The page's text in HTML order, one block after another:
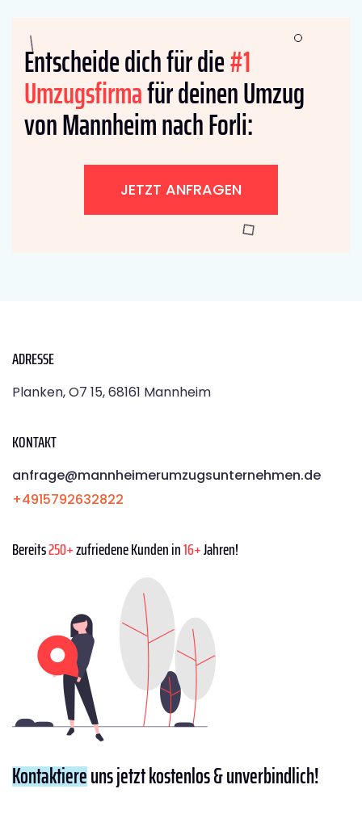
Entscheide dich für die#1
Umzugsfirmafür deinen Umzug
von Mannheim nach Forli:
JETZT ANFRAGEN
ADRESSE
Planken, O7 15, 68161 Mannheim
KONTAKT
anfrage@mannheimerumzugsunternehmen.de
+4915792632822
Bereits250+zufriedene Kunden in16+Jahren!
Kontaktiereuns jetzt kostenlos & unverbindlich!